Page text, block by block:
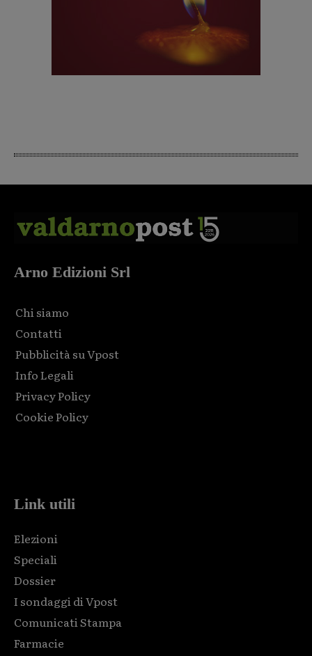
Arno Edizioni Srl
Chi siamo
Contatti
Pubblicità su Vpost
Info Legali
Privacy Policy
Cookie Policy
Link utili
Elezioni
Speciali
Dossier
I sondaggi di Vpost
Comunicati Stampa
Farmacie